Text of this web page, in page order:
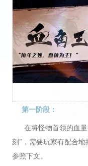
第一阶段：
在将怪物首领的血量
刻”，需要玩家有配合
参照下文。